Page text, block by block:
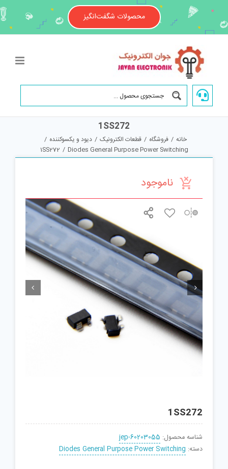
content
محصولات شگفت‌انگیز
1SS272
خانه / فروشگاه / قطعات الکترونیک / دیود و یکسوکننده /
Diodes General Purpose Power Switching
/
1SS272
ناموجود
 
1SS272
شناسه محصول: jep-60203055
دسته: Diodes General Purpose Power Switching